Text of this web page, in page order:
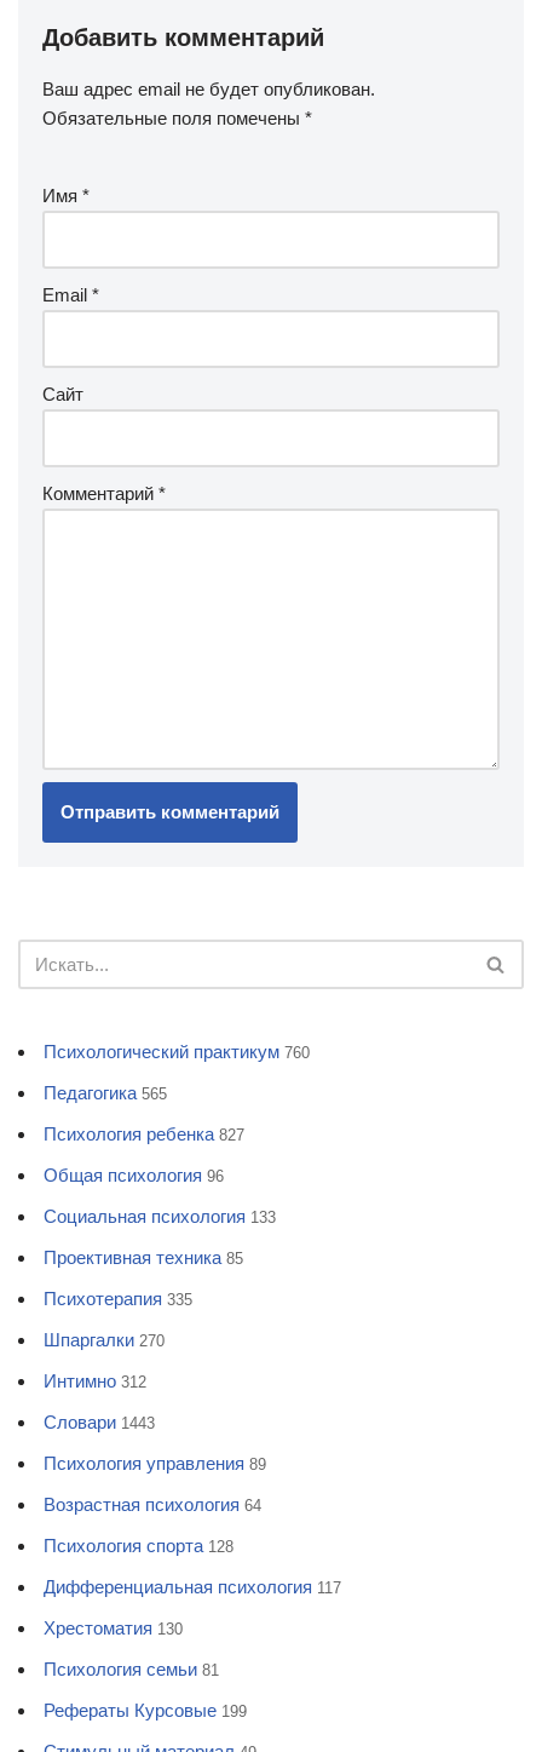
Добавить комментарий
Ваш адрес email не будет опубликован.
Обязательные поля помечены *
Имя *
Email *
Сайт
Комментарий *
Психологический практикум 760
Педагогика 565
Психология ребенка 827
Общая психология 96
Социальная психология 133
Проективная техника 85
Психотерапия 335
Шпаргалки 270
Интимно 312
Словари 1443
Психология управления 89
Возрастная психология 64
Психология спорта 128
Дифференциальная психология 117
Хрестоматия 130
Психология семьи 81
Рефераты Курсовые 199